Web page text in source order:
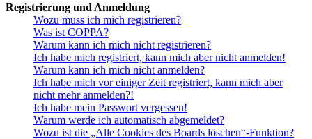
Registrierung und Anmeldung
Wozu muss ich mich registrieren?
Was ist COPPA?
Warum kann ich mich nicht registrieren?
Ich habe mich registriert, kann mich aber nicht anmelden!
Warum kann ich mich nicht anmelden?
Ich habe mich vor einiger Zeit registriert, kann mich aber
nicht mehr anmelden?!
Ich habe mein Passwort vergessen!
Warum werde ich automatisch abgemeldet?
Wozu ist die „Alle Cookies des Boards löschen“-Funktion?